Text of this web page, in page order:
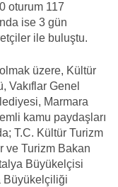
oturum 117
ise 3 gün
ile buluştu.
üzere, Kültür
Vakıflar Genel
Marmara
kamu paydaşları
T.C. Kültür Turizm
ve Turizm Bakan
Büyükelçisi
Büyükelçiliği